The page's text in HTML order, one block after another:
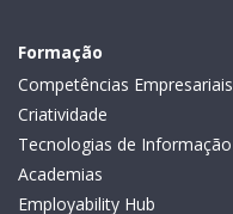
Formação
Competências Empresariais
Criatividade
Tecnologias de Informação
Academias
Employability Hub